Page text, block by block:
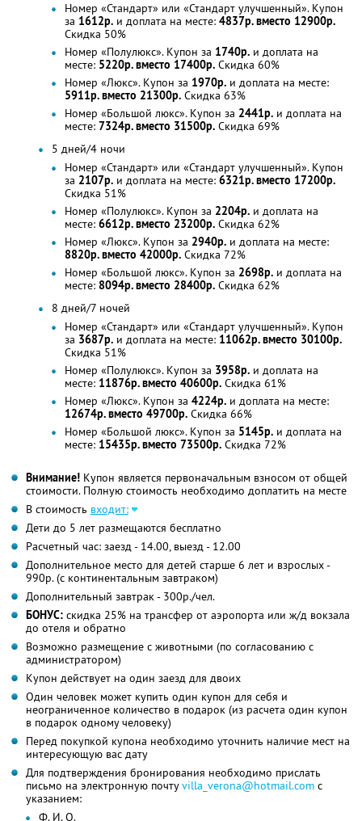
Номер «Стандарт» или «Стандарт улучшенный». Купон
за 1612р. и доплата на месте: 4837р. вместо 12900р.
Скидка 50%
Номер «Полулюкс». Купон за 1740р. и доплата на
месте: 5220р. вместо 17400р. Скидка 60%
Номер «Люкс». Купон за 1970р. и доплата на месте:
5911р. вместо 21300р. Скидка 63%
Номер «Большой люкс». Купон за 2441р. и доплата на
месте: 7324р. вместо 31500р. Скидка 69%
5 дней/4 ночи
Номер «Стандарт» или «Стандарт улучшенный». Купон
за 2107р. и доплата на месте: 6321р. вместо 17200р.
Скидка 51%
Номер «Полулюкс». Купон за 2204р. и доплата на
месте: 6612р. вместо 23200р. Скидка 62%
Номер «Люкс». Купон за 2940р. и доплата на месте:
8820р. вместо 42000р. Скидка 72%
Номер «Большой люкс». Купон за 2698р. и доплата на
месте: 8094р. вместо 28400р. Скидка 62%
8 дней/7 ночей
Номер «Стандарт» или «Стандарт улучшенный». Купон
за 3687р. и доплата на месте: 11062р. вместо 30100р.
Скидка 51%
Номер «Полулюкс». Купон за 3958р. и доплата на
месте: 11876р. вместо 40600р. Скидка 61%
Номер «Люкс». Купон за 4224р. и доплата на месте:
12674р. вместо 49700р. Скидка 66%
Номер «Большой люкс». Купон за 5145р. и доплата на
месте: 15435р. вместо 73500р. Скидка 72%
Внимание! Купон является первоначальным взносом от общей
стоимости. Полную стоимость необходимо доплатить на месте
В стоимость входит:
Дети до 5 лет размещаются бесплатно
Расчетный час: заезд - 14.00, выезд - 12.00
Дополнительное место для детей старше 6 лет и взрослых -
990р. (с континентальным завтраком)
Дополнительный завтрак - 300р./чел.
БОНУС: скидка 25% на трансфер от аэропорта или ж/д вокзала
до отеля и обратно
Возможно размещение с животными (по согласованию с
администратором)
Купон действует на один заезд для двоих
Один человек может купить один купон для себя и
неограниченное количество в подарок (из расчета один купон
в подарок одному человеку)
Перед покупкой купона необходимо уточнить наличие мест на
интересующую вас дату
Для подтверждения бронирования необходимо прислать
письмо на электронную почтуvilla_verona@hotmail.com с
указанием:
Ф. И. О.